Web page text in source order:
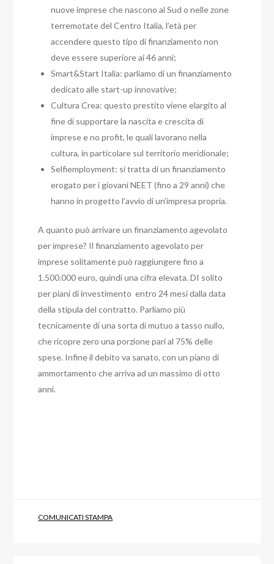
nuove imprese che nascono al Sud o nelle zone
terremotate del Centro Italia, l’età per
accendere questo tipo di finanziamento non
deve essere superiore ai 46 anni;
Smart&Start Italia: parliamo di un finanziamento
dedicato alle start-up innovative;
Cultura Crea: questo prestito viene elargito al
fine di supportare la nascita e crescita di
imprese e no profit, le quali lavorano nella
cultura, in particolare sul territorio meridionale;
Selfiemployment: si tratta di un finanziamento
erogato per i giovani NEET (fino a 29 anni) che
hanno in progetto l’avvio di un’impresa propria.
A quanto può arrivare un finanziamento agevolato
per imprese? Il finanziamento agevolato per
imprese solitamente può raggiungere fino a
1.500.000 euro, quindi una cifra elevata. DI solito
per piani di investimento entro 24 mesi dalla data
della stipula del contratto. Parliamo più
tecnicamente di una sorta di mutuo a tasso nullo,
che ricopre zero una porzione pari al 75% delle
spese. Infine il debito va sanato, con un piano di
ammortamento che arriva ad un massimo di otto
anni.
COMUNICATI STAMPA